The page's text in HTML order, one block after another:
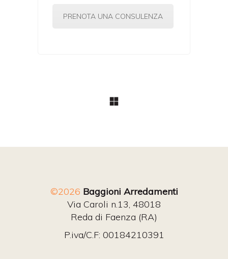
PRENOTA UNA CONSULENZA
©2026 Baggioni Arredamenti
Via Caroli n.13, 48018
Reda di Faenza (RA)
P.iva/C.F: 00184210391